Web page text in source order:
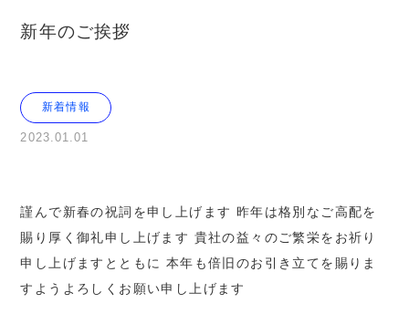
新年のご挨拶
新着情報
2023.01.01
謹んで新春の祝詞を申し上げます 昨年は格別なご高配を
賜り厚く御礼申し上げます 貴社の益々のご繁栄をお祈り
申し上げますとともに 本年も倍旧のお引き立てを賜りま
すようよろしくお願い申し上げます